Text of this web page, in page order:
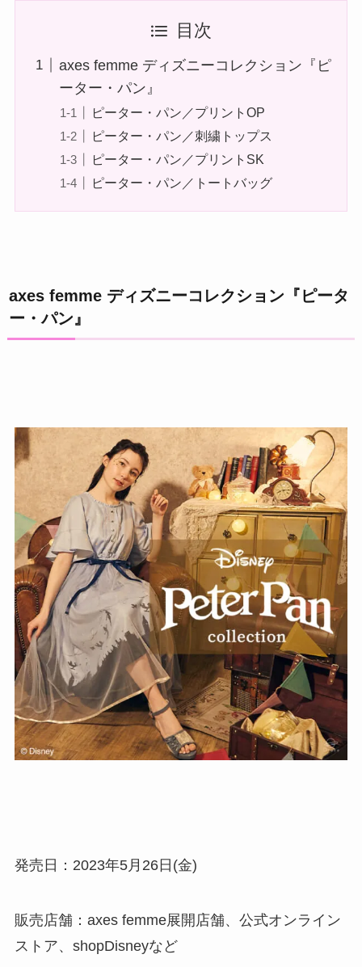
目次
axes femme ディズニーコレクション『ピ
ーター・パン』
ピーター・パン／プリントOP
ピーター・パン／刺繍トップス
ピーター・パン／プリントSK
ピーター・パン／トートバッグ
axes femme ディズニーコレクション『ピータ
ー・パン』
発売日：2023年5月26日(金)
販売店舗：axes femme展開店舗、公式オンライン
ストア、shopDisneyなど